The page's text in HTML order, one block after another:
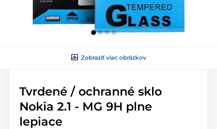
Zobraziť viac obrázkov
Tvrdené / ochranné sklo
Nokia 2.1 - MG 9H plne
lepiace